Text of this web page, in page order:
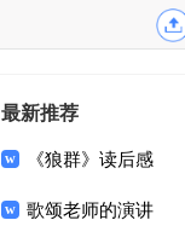
最新推荐
《狼群》读后感
歌颂老师的演讲